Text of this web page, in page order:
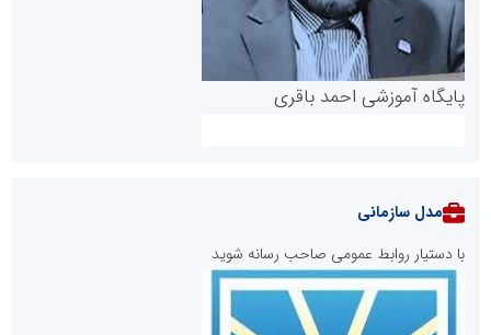
پایگاه آموزشی احمد باقری
مدل سازمانی
با دستیار روابط عمومی صاحب رسانه شوید